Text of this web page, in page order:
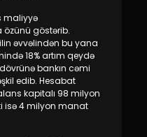
maliyyə
özünü göstərib.
əvvəlindən bu yana
18% artım qeydə
bankın cəmi
edib. Hesabat
kapitalı 98 milyon
isə 4 milyon manat